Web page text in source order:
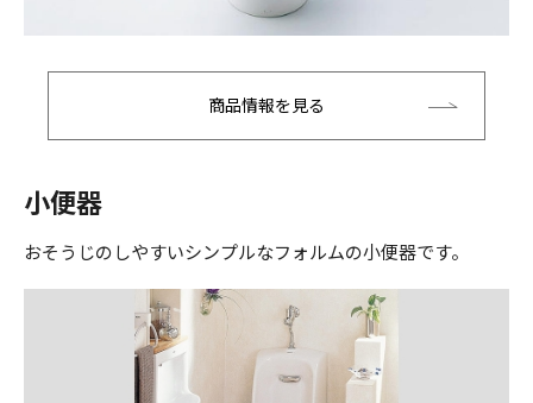
商品情報を見る
小便器
おそうじのしやすいシンプルなフォルムの小便器です。